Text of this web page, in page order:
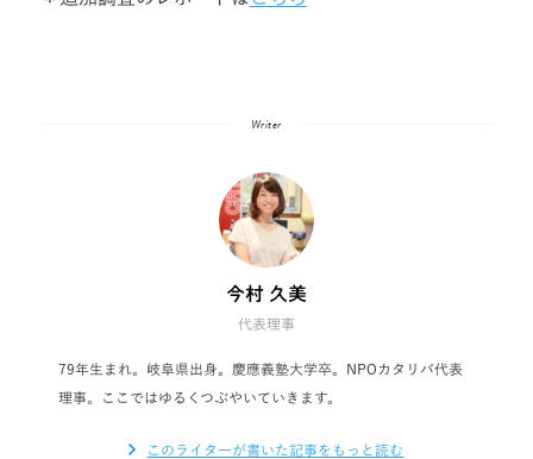
Writer
今村 久美
代表理事
79年生まれ。岐阜県出身。慶應義塾大学卒。NPOカタリバ代表
理事。ここではゆるくつぶやいていきます。
このライターが書いた記事をもっと読む